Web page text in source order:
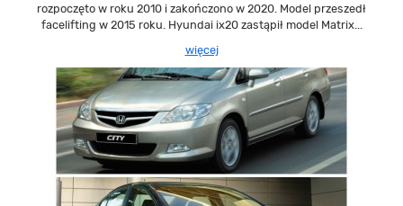
rozpoczęto w roku 2010 i zakończono w 2020. Model przeszedł
facelifting w 2015 roku. Hyundai ix20 zastąpił model Matrix...
więcej